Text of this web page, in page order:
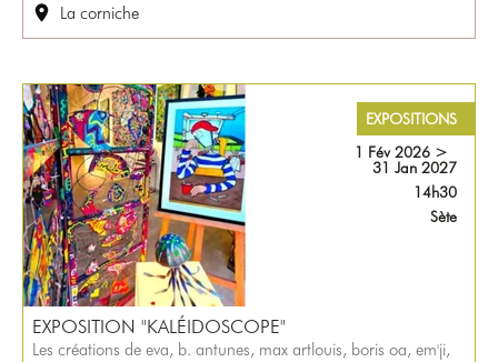
La corniche
EXPOSITIONS
1 Fév 2026 >
31 Jan 2027
14h30
Sète
EXPOSITION "KALÉIDOSCOPE"
Les créations de eva, b. antunes, max artlouis, boris oa, em'ji,